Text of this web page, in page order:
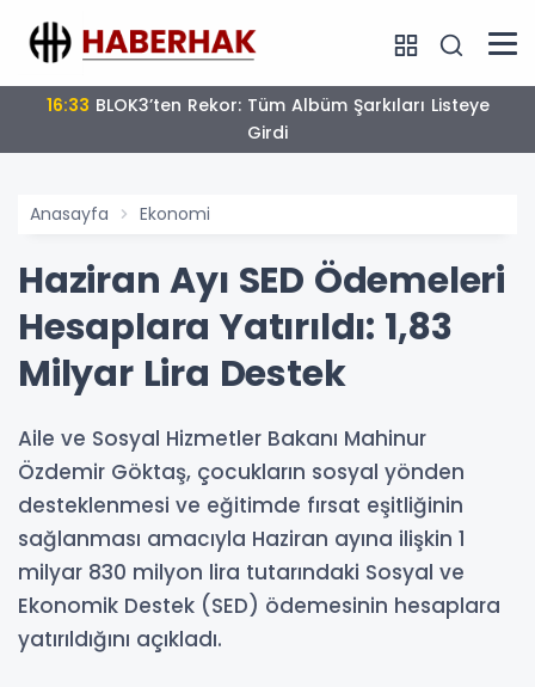
16:33
Girdi
Anasayfa Ekonomi
Haziran Ayı SED Ödemeleri
Hesaplara Yatırıldı: 1,83
Milyar Lira Destek
Aile ve Sosyal Hizmetler Bakanı Mahinur
Özdemir Göktaş, çocukların sosyal yönden
desteklenmesi ve eğitimde fırsat eşitliğinin
sağlanması amacıyla Haziran ayına ilişkin 1
milyar 830 milyon lira tutarındaki Sosyal ve
Ekonomik Destek (SED) ödemesinin hesaplara
yatırıldığını açıkladı.